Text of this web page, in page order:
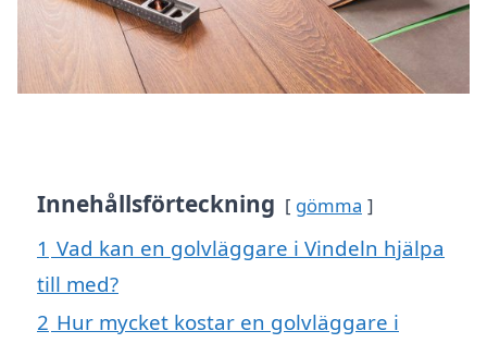
Innehållsförteckning gömma
1 Vad kan en golvläggare i Vindeln hjälpa
till med?
2 Hur mycket kostar en golvläggare i